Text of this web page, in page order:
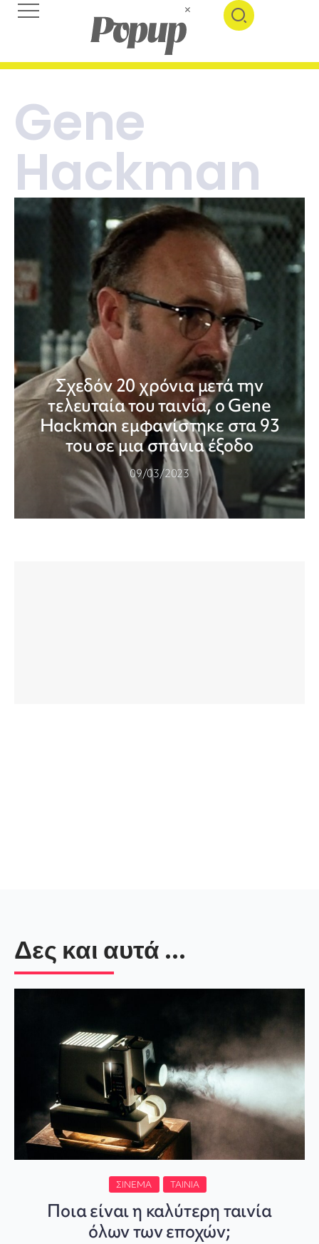
Gene
Hackman
Σχεδόν 20 χρόνια μετά την
τελευταία του ταινία, ο Gene
Hackman εμφανίστηκε στα 93
του σε μια σπάνια έξοδο
09/03/2023
Δες και αυτά ...
ΣΙΝΕΜΆ ΤΑΙΝΊΑ
Ποια είναι η καλύτερη ταινία
όλων των εποχών;